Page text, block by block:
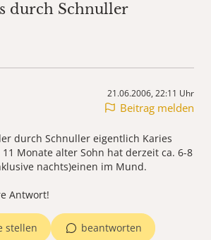
durch Schnuller
21.06.2006, 22:11 Uhr
Beitrag melden
durch Schnuller eigentlich Karies
11 Monate alter Sohn hat derzeit ca. 6-8
nachts)einen im Mund.
Antwort!
beantworten
stellen